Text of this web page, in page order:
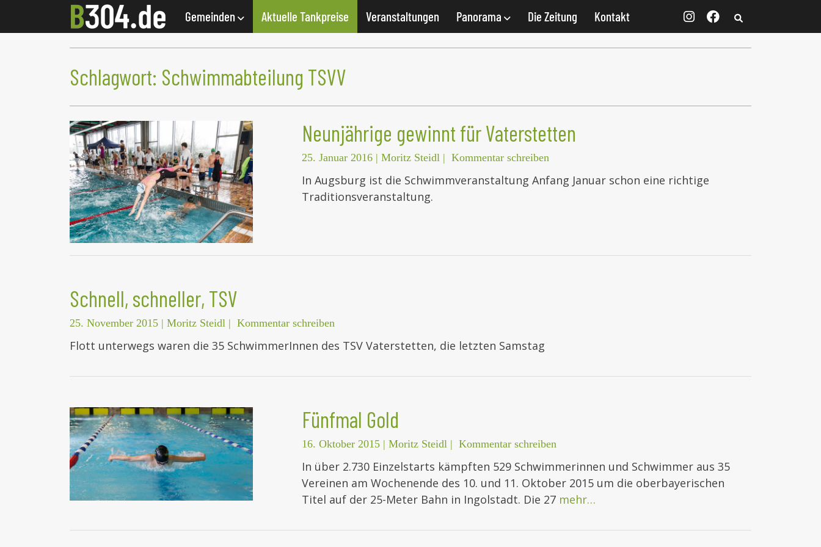
Gemeinden Aktuelle Tankpreise Veranstaltungen Panorama Die Zeitung Kontakt
Schlagwort: Schwimmabteilung TSVV
Neunjährige gewinnt für Vaterstetten
25. Januar 2016 | Moritz Steidl | Kommentar schreiben
In Augsburg ist die Schwimmveranstaltung Anfang Januar schon eine richtige
Traditionsveranstaltung.
Schnell, schneller, TSV
25. November 2015 | Moritz Steidl | Kommentar schreiben
Flott unterwegs waren die 35 SchwimmerInnen des TSV Vaterstetten, die letzten Samstag
Fünfmal Gold
16. Oktober 2015 | Moritz Steidl | Kommentar schreiben
In über 2.730 Einzelstarts kämpften 529 Schwimmerinnen und Schwimmer aus 35
Vereinen am Wochenende des 10. und 11. Oktober 2015 um die oberbayerischen
Titel auf der 25-Meter Bahn in Ingolstadt. Die 27 mehr…